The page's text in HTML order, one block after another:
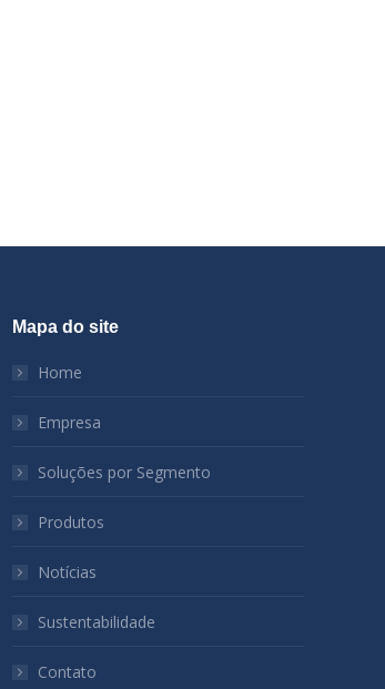
Mapa do site
Home
Empresa
Soluções por Segmento
Produtos
Notícias
Sustentabilidade
Contato